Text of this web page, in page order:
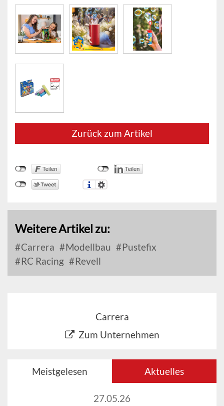
Zurück zum Artikel
Weitere Artikel zu:
Carrera Modellbau
Pustefix
RC Racing
Revell
Carrera
Zum Unternehmen
Meistgelesen Aktuelles
27.05.26